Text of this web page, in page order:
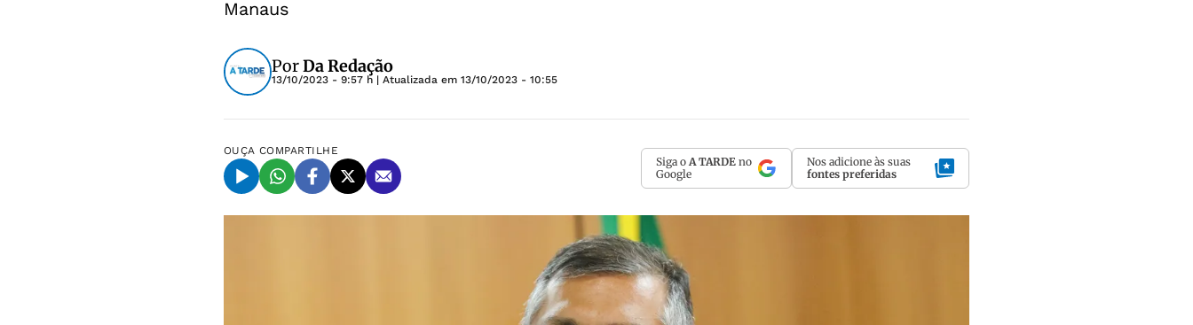
Manaus
PorDa Redação
13/10/2023 - 9:57 h | Atualizada em 13/10/2023 - 10:55
OUÇA COMPARTILHE
Siga o A TARDE no
Google
Nos adicione às suas
fontes preferidas